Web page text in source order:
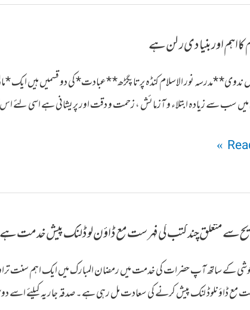
کا اہم اور بنیادی رکن ہے
ندوی* *مدرسہ نور الاسلام کنڈہ پرتاپگڑھ* *عبادت* کی دو قسمیں
سب سے زیادہ ابتلاء و آزمائش ، زحمت و دقت اور پریشانی ہے اسی لئے اس
سے متعلق چند کتب کی فہرست مع ڈاؤن لوڈ لنک پیش خدمت ہے
خوشی کے ساتھ آپ حضرات کی خدمت میں رمضان المبارک میں ایک اہم سنت
مع ڈاؤنلوڈ لنک پیش کرنے کی سعادت مل رہی ہے۔ صدقہ جاریہ کیلئے اسے